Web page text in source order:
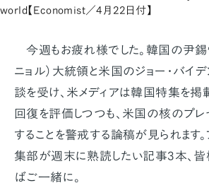
world【Economist／4月22日付】
今週もお疲れ様でした。韓国の尹錫
ニョル）大統領と米国のジョー・バイ
談を受け、米メディアは韓国特集を掲
回復を評価しつつも、米国の核のプ
することを警戒する論稿が見られます。
集部が週末に熟読したい記事3本、皆
ばご一緒に。